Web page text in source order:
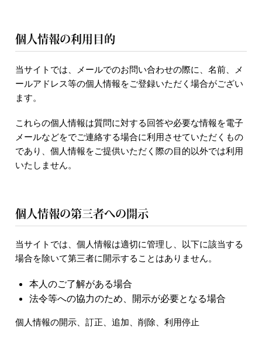
個人情報の利用目的
当サイトでは、メールでのお問い合わせの際に、名前、メ
ールアドレス等の個人情報をご登録いただく場合がござい
ます。
これらの個人情報は質問に対する回答や必要な情報を電子
メールなどをでご連絡する場合に利用させていただくもの
であり、個人情報をご提供いただく際の目的以外では利用
いたしません。
個人情報の第三者への開示
当サイトでは、個人情報は適切に管理し、以下に該当する
場合を除いて第三者に開示することはありません。
本人のご了解がある場合
法令等への協力のため、開示が必要となる場合
個人情報の開示、訂正、追加、削除、利用停止